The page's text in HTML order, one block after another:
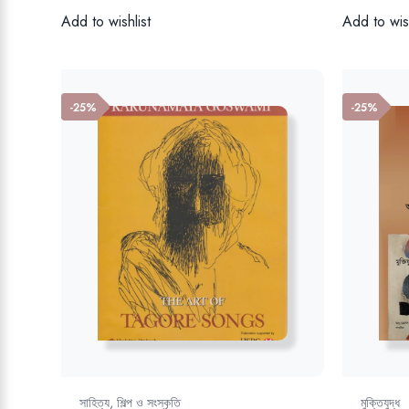
Add to wishlist Add to
-25%
সাহিত্য, শিল্প ও সংস্কৃতি
-25%
মুক্তিযুদ্ধ